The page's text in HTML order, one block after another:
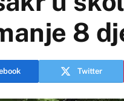
8
Twitter